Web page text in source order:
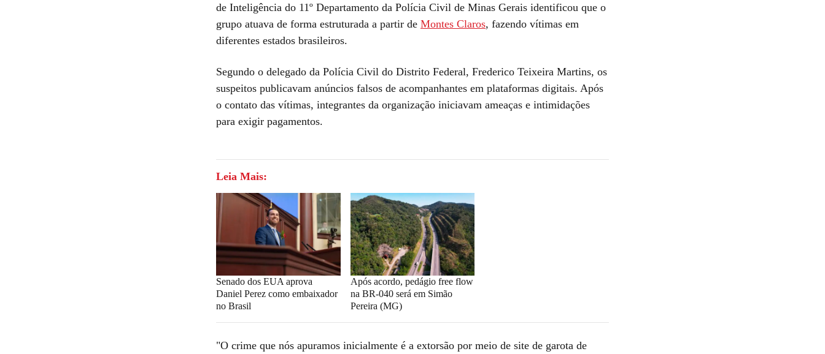
de Inteligência do 11º Departamento da Polícia Civil de Minas Gerais identificou que o
grupo atuava de forma estruturada a partir de Montes Claros, fazendo vítimas em
diferentes estados brasileiros.
Segundo o delegado da Polícia Civil do Distrito Federal, Frederico Teixeira Martins, os
suspeitos publicavam anúncios falsos de acompanhantes em plataformas digitais. Após
o contato das vítimas, integrantes da organização iniciavam ameaças e intimidações
para exigir pagamentos.
Leia Mais:
Senado dos EUA aprova
Daniel Perez como embaixador
no Brasil
Após acordo, pedágio free flow
na BR-040 será em Simão
Pereira (MG)
"O crime que nós apuramos inicialmente é a extorsão por meio de site de garota de